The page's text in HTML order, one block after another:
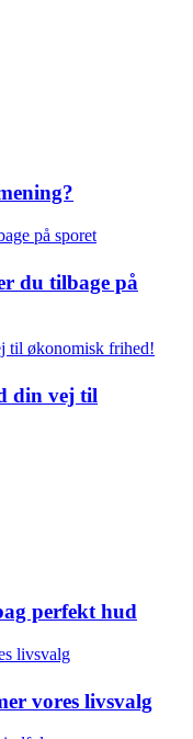
du tilbage på
din vej til
perfekt hud
vores livsvalg